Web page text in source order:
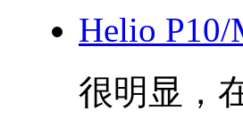
Helio
很明显，